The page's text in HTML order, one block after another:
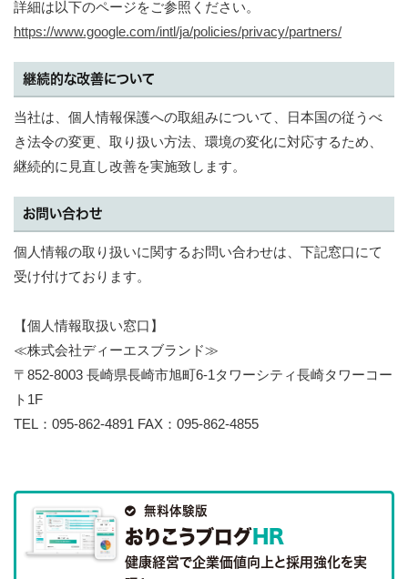
詳細は以下のページをご参照ください。
https://www.google.com/intl/ja/policies/privacy/partners/
継続的な改善について
当社は、個人情報保護への取組みについて、日本国の従うべ
き法令の変更、取り扱い方法、環境の変化に対応するため、
継続的に見直し改善を実施致します。
お問い合わせ
個人情報の取り扱いに関するお問い合わせは、下記窓口にて
受け付けております。
【個人情報取扱い窓口】
≪株式会社ディーエスブランド≫
〒852-8003 長崎県長崎市旭町6-1タワーシティ長崎タワーコー
ト1F
TEL：095-862-4891 FAX：095-862-4855
 無料体験版
おりこうブログ HR
健康経営で企業価値向上と採用強化を実